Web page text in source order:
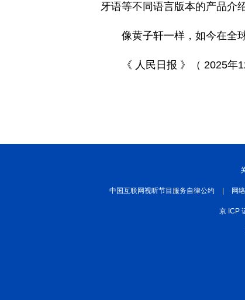
牙语等不同语言版本的产品介
像黄子轩一样，如今在全
《 人民日报 》（ 2025年
中国互联网视听节目服务自律公约 网
京 ICP